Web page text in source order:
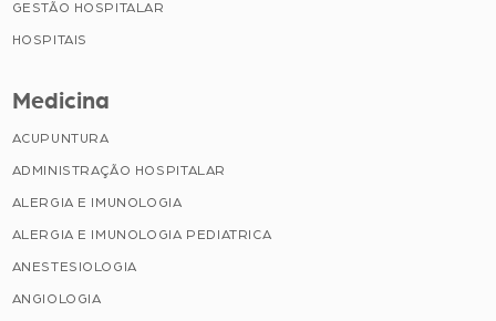
GESTÃO HOSPITALAR
HOSPITAIS
Medicina
ACUPUNTURA
ADMINISTRAÇÃO HOSPITALAR
ALERGIA E IMUNOLOGIA
ALERGIA E IMUNOLOGIA PEDIATRICA
ANESTESIOLOGIA
ANGIOLOGIA